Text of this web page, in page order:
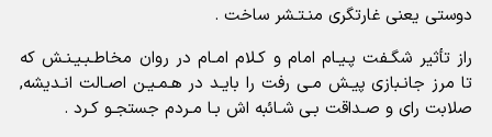
دوستى یعنى غارتگرى منـتـشر ساخت .
راز تأثیر شگـفت پـیـام امام و کـلام امـام در روان مخاطـبـیـنـش که
تا مرز جانـبازى پیـش مـى رفت را بایـد در هـمـیـن اصـالت انـدیشه,
صلابت راى و صـداقت بـى شـائبه اش بـا مـردم جستجـو کـرد .